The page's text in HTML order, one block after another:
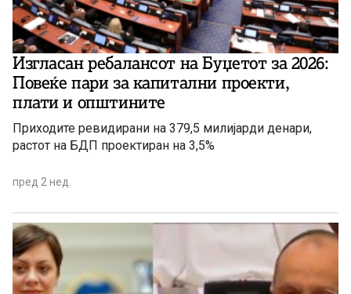
Изгласан ребалансот на Буџетот за 2026:
Повеќе пари за капитални проекти,
плати и општините
Приходите ревидирани на 379,5 милијарди денари,
растот на БДП проектиран на 3,5%
пред 2 нед.